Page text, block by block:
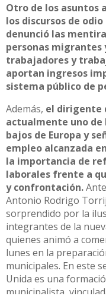
Otro de los asuntos
los discursos de
denunció las
personas migrantes
trabajadores y
aportan ingresos
sistema público de
Además, el dirigente
actualmente uno de
bajos de Europa y
empleo alcanzada
la importancia de
laborales frente a
y confrontación.
Antonio Rodrigo
sorprendido por la
integrantes de la
quienes animó a
lunes en la
municipales. En este
Unida es una
municipalista,